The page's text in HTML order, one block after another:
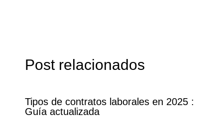
Post relacionados
Tipos de contratos laborales en 2025 :
Guía actualizada